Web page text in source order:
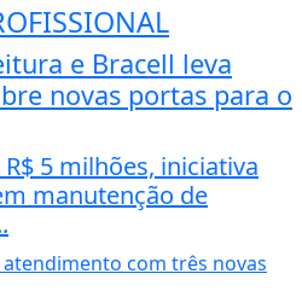
e Bracell leva
novas portas para o
5 milhões, iniciativa
manutenção de